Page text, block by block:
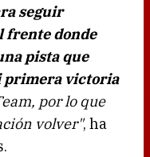
seguir
frente donde
pista que
primera victoria
por lo que
volver", ha